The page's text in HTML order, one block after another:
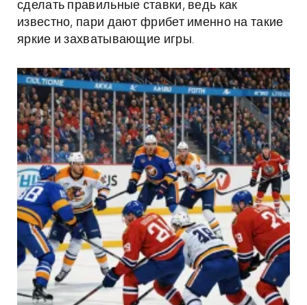
сделать правильные ставки, ведь как
известно, пари дают фрибет именно на такие
яркие и захватывающие игры.